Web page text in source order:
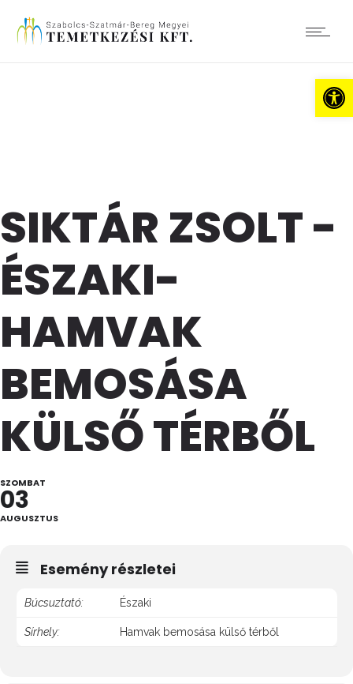
SIKTÁR ZSOLT -
ÉSZAKI-
HAMVAK
BEMOSÁSA
KÜLSŐ TÉRBŐL
SZOMBAT
03
AUGUSZTUS
Esemény részletei
Búcsuztató: Északi
Sírhely: Hamvak bemosása külső térből